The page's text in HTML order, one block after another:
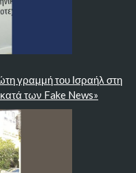
γραμμή του Ισραήλ στη
των Fake News»